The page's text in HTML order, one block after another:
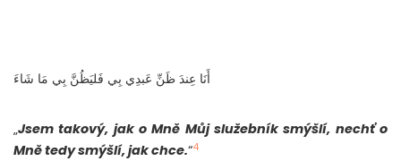
أَنَا عِندَ ظَنِّ عَبدِي بِي فَليَظُنَّ بِي مَا شَاءَ
„Jsem takový, jak o Mně Můj služebník smýšlí, nechť o
Mně tedy smýšlí, jak chce.“4